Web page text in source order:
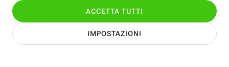
pagine
EBFC<BannerID> 7 giorni
Identifica la
banner
Identifica la